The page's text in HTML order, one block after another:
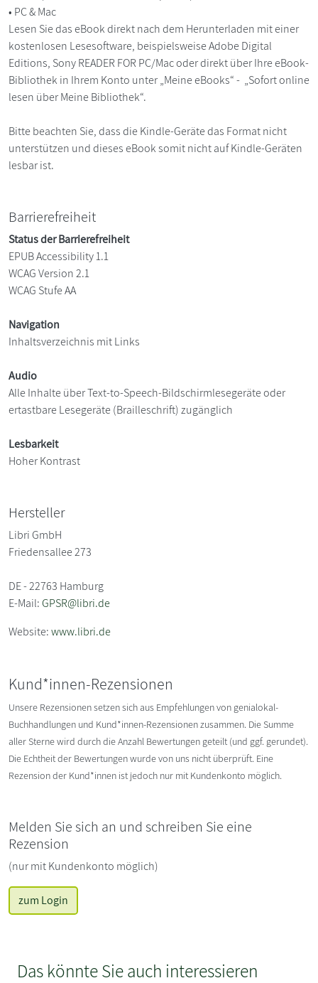
• PC & Mac
Lesen Sie das eBook direkt nach dem Herunterladen mit einer
kostenlosen Lesesoftware, beispielsweise Adobe Digital
Editions, Sony READER FOR PC/Mac oder direkt über Ihre eBook-
Bibliothek in Ihrem Konto unter „Meine eBooks“ - „Sofort online
lesen über Meine Bibliothek“.
Bitte beachten Sie, dass die Kindle-Geräte das Format nicht
unterstützen und dieses eBook somit nicht auf Kindle-Geräten
lesbar ist.
Barrierefreiheit
Status der Barrierefreiheit
EPUB Accessibility 1.1
WCAG Version 2.1
WCAG Stufe AA
Navigation
Inhaltsverzeichnis mit Links
Audio
Alle Inhalte über Text-to-Speech-Bildschirmlesegeräte oder
ertastbare Lesegeräte (Brailleschrift) zugänglich
Lesbarkeit
Hoher Kontrast
Hersteller
Libri GmbH
Friedensallee 273
DE - 22763 Hamburg
E-Mail:GPSR@libri.de
Website:www.libri.de
Kund*innen-Rezensionen
Unsere Rezensionen setzen sich aus Empfehlungen von genialokal-
Buchhandlungen und Kund*innen-Rezensionen zusammen. Die Summe
aller Sterne wird durch die Anzahl Bewertungen geteilt (und ggf. gerundet).
Die Echtheit der Bewertungen wurde von uns nicht überprüft. Eine
Rezension der Kund*innen ist jedoch nur mit Kundenkonto möglich.
Melden Sie sich an und schreiben Sie eine
Rezension
(nur mit Kundenkonto möglich)
zum Login
Das könnte Sie auch interessieren